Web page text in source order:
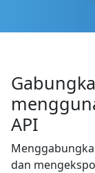
API
dan